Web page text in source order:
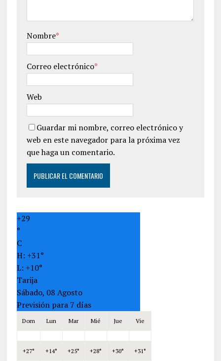
Nombre*
Correo electrónico*
Web
Guardar mi nombre, correo electrónico y
web en este navegador para la próxima vez
que haga un comentario.
+29
°
C
H: +31°
L: +10°
Tarija
Sábado, 08 Agosto
Previsión para 7 días
Dom Lun Mar Mié Jue Vie
+27° +14° +25° +28° +30° +31°